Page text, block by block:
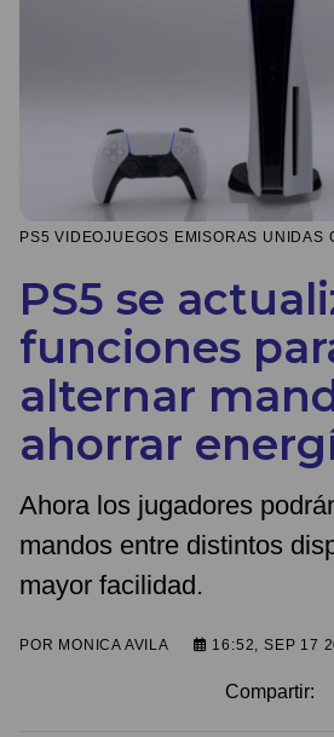
PS5 VIDEOJUEGOS EMISORAS UNIDAS
PS5 se
funciones
alternar
ahorrar
Ahora los jugadores
mandos entre distintos
mayor facilidad.
POR MONICA AVILA 16:52, SEP 17
Compartir: